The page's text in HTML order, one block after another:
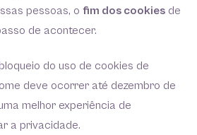
pessoas, o fim dos cookies de
de acontecer.
do uso de cookies de
deve ocorrer até dezembro de
melhor experiência de
a privacidade.